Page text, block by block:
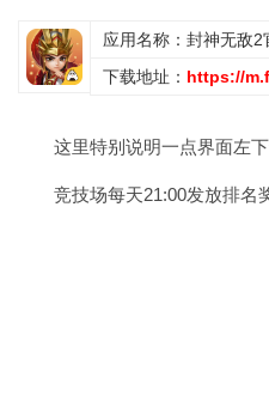
应用名称：封神无敌2
下载地址： https://
这里特别说明一点界面左
竞技场每天21:00发放排名